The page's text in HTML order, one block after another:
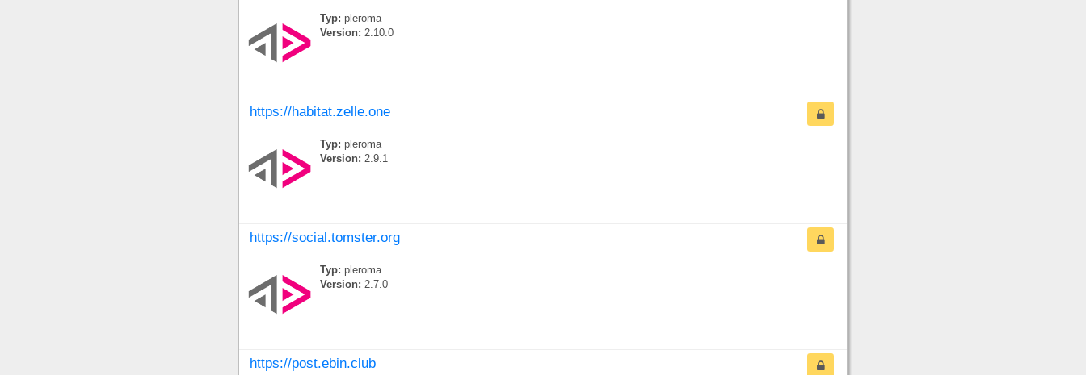
Typ: pleroma
Version: 2.10.0
https://habitat.zelle.one
Typ: pleroma
Version: 2.9.1
https://social.tomster.org
Typ: pleroma
Version: 2.7.0
https://post.ebin.club